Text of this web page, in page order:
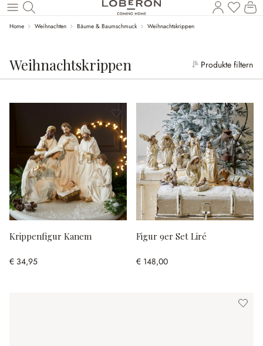
Zum Hauptinhalt springen
Home Weihnachten Bäume & Baumschmuck Weihnachtskrippen
Weihnachtskrippen Produkte filtern
Krippenfigur Kanem
€ 34,95
Figur 9er Set Liré
€ 148,00